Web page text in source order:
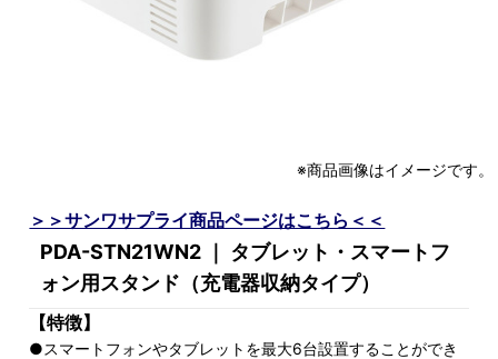
※商品画像はイメージです。
＞＞サンワサプライ商品ページはこちら＜＜
PDA-STN21WN2 ｜ タブレット・スマートフ
ォン用スタンド（充電器収納タイプ）
【特徴】
●スマートフォンやタブレットを最大6台設置することができ